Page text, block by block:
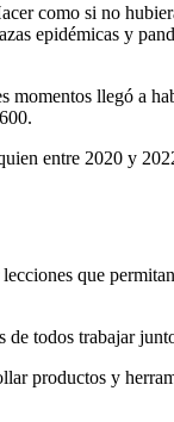
como si no
epidémicas y
momentos llegó a
entre 2020 y
que
todos trabajar
productos y